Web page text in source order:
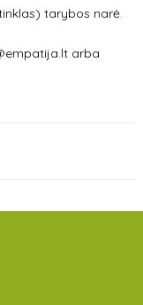
tarybos narė.
arba